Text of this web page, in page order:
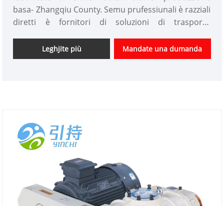
basa- Zhangqiu County. Semu prufessiunali è razziali
diretti è fornitori di soluzioni di trasportu
avanzata di blower roots, è pò esse persunalizatu cù
prezzu prezzu.
Leghjite più Mandate una dumanda